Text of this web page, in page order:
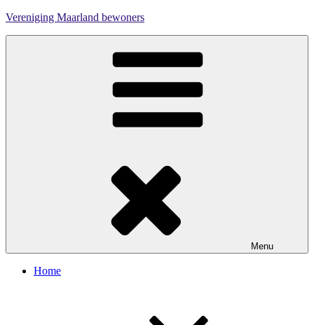
Ga
Vereniging Maarland bewoners
Menu
Home